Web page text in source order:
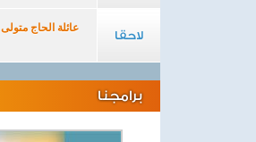
لاحقا
عائلة الحاج متولى
برامجنا